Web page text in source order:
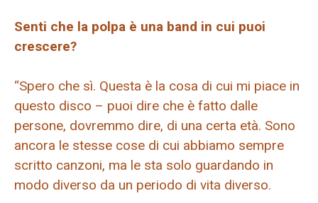
Senti che la polpa è una band in cui puoi
crescere?
“Spero che sì. Questa è la cosa di cui mi piace in
questo disco – puoi dire che è fatto dalle
persone, dovremmo dire, di una certa età. Sono
ancora le stesse cose di cui abbiamo sempre
scritto canzoni, ma le sta solo guardando in
modo diverso da un periodo di vita diverso.